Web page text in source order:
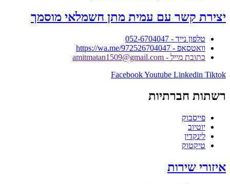
יצירת קשר עם עמית מתן חשמלאי מוסמך
טלפון נייד - 052-6704047
וואטסאפ - https://wa.me/972526704047
כתובת מייל - amitmatan1509@gmail.com
FacebookYoutube Linkedin Tiktok
רשתות חברתיות
פייסבוק
יוטיוב
לינקדין
טיקטוק
איזורי שירות